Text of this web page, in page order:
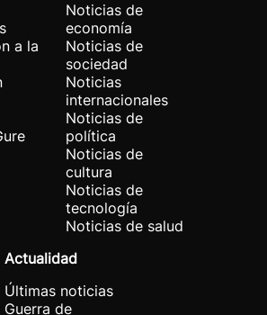
a la
Noticias de
economía
Noticias de
sociedad
Noticias
internacionales
Noticias de
política
Noticias de
cultura
Noticias de
tecnología
Noticias de salud
Actualidad
Últimas noticias
Guerra de